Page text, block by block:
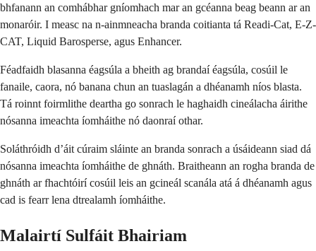
bhfanann an comhábhar gníomhach mar an gcéanna beag beann ar an
monaróir. I measc na n-ainmneacha branda coitianta tá Readi-Cat, E-Z-
CAT, Liquid Barosperse, agus Enhancer.
Féadfaidh blasanna éagsúla a bheith ag brandaí éagsúla, cosúil le
fanaile, caora, nó banana chun an tuaslagán a dhéanamh níos blasta.
Tá roinnt foirmlithe deartha go sonrach le haghaidh cineálacha áirithe
nósanna imeachta íomháithe nó daonraí othar.
Soláthróidh d’áit cúraim sláinte an branda sonrach a úsáideann siad dá
nósanna imeachta íomháithe de ghnáth. Braitheann an rogha branda de
ghnáth ar fhachtóirí cosúil leis an gcineál scanála atá á dhéanamh agus
cad is fearr lena dtrealamh íomháithe.
Malairtí Sulfáit Bhairiam